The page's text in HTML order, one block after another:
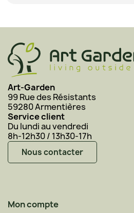
Art-Garden
99 Rue des Résistants
59280 Armentières
Service client
Du lundi au vendredi
8h-12h30 / 13h30-17h
Nous contacter
Mon compte